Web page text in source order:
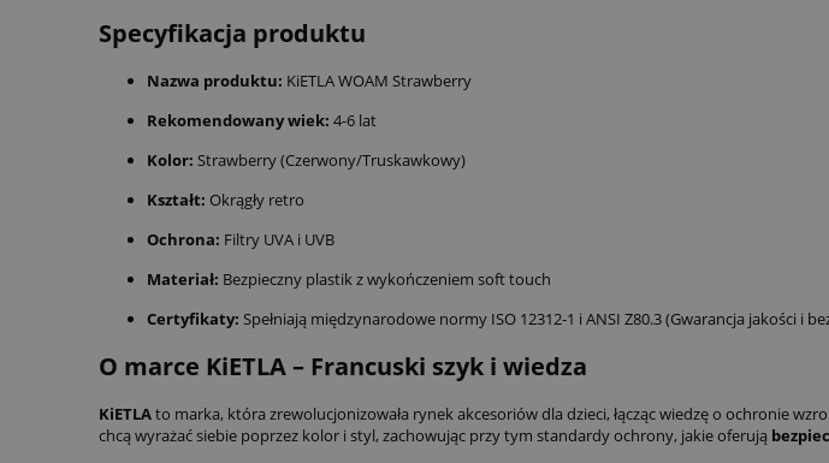
Specyfikacja produktu
Nazwa produktu: KiETLA WOAM Strawberry
Rekomendowany wiek: 4-6 lat
Kolor: Strawberry (Czerwony/Truskawkowy)
Kształt: Okrągły retro
Ochrona: Filtry UVA i UVB
Materiał: Bezpieczny plastik z wykończeniem soft touch
Certyfikaty: Spełniają międzynarodowe normy ISO 12312-1 i ANSI Z80.3 (Gwarancja jakości i
O marce KiETLA – Francuski szyk i wiedza
KiETLAto marka, która zrewolucjonizowała rynek akcesoriów dla dzieci, łącząc wiedzę o ochronie
chcą wyrażać siebie poprzez kolor i styl, zachowując przy tym standardy ochrony, jakie oferują